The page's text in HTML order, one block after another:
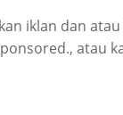
iklan dan
atau